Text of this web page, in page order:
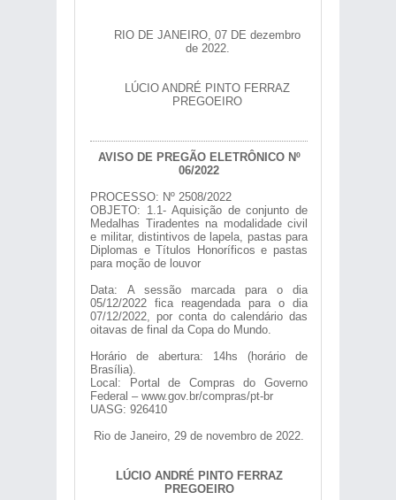
RIO DE JANEIRO, 07 DE dezembro
de 2022.
LÚCIO ANDRÉ PINTO FERRAZ
PREGOEIRO
AVISO DE PREGÃO ELETRÔNICO Nº
06/2022
PROCESSO: Nº 2508/2022
OBJETO: 1.1- Aquisição de conjunto de
Medalhas Tiradentes na modalidade civil
e militar, distintivos de lapela, pastas para
Diplomas e Títulos Honoríficos e pastas
para moção de louvor
Data: A sessão marcada para o dia
05/12/2022 fica reagendada para o dia
07/12/2022, por conta do calendário das
oitavas de final da Copa do Mundo.
Horário de abertura: 14hs (horário de
Brasília).
Local: Portal de Compras do Governo
Federal – www.gov.br/compras/pt-br
UASG: 926410
Rio de Janeiro, 29 de novembro de 2022.
LÚCIO ANDRÉ PINTO FERRAZ
PREGOEIRO